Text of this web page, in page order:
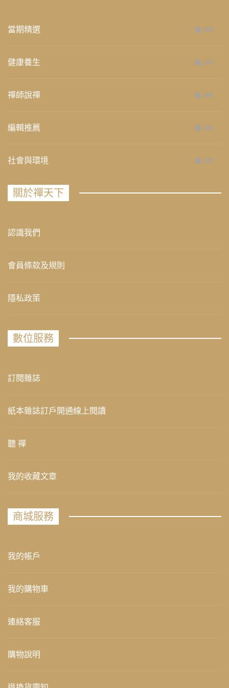
當期精選 658
健康養生 276
禪師說禪 268
編輯推薦 236
社會與環境 235
關於禪天下
認識我們
會員條款及規則
隱私政策
數位服務
訂閱雜誌
紙本雜誌訂戶開通線上閱讀
聽 禪
我的收藏文章
商城服務
我的帳戶
我的購物車
連絡客服
購物說明